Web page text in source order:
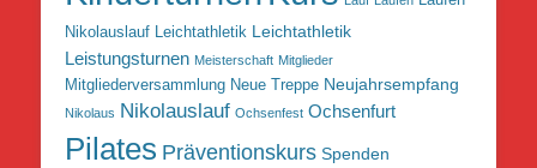
Nikolauslauf Leichtathletik Leichtathletik
Leistungsturnen Meisterschaft Mitglieder
Mitgliederversammlung Neue Treppe Neujahrsempfang
Nikolaus Nikolauslauf Ochsenfest Ochsenfurt
Pilates Präventionskurs Spenden